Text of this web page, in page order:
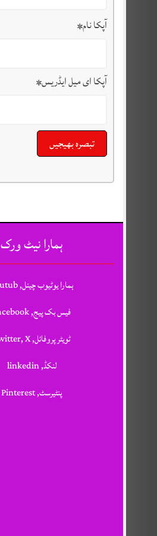
آپکا نام*
آپکا ای میل ایڈریس*
ہمارا نیٹ ورک
ہمارا یوٹیوب چینل, Youtub
فیس بک پیج, Facebook
ٹویٹر پروفائل, Twitter, X
لنکڈ, linkedin
پنٹیرسٹ, Pinterest